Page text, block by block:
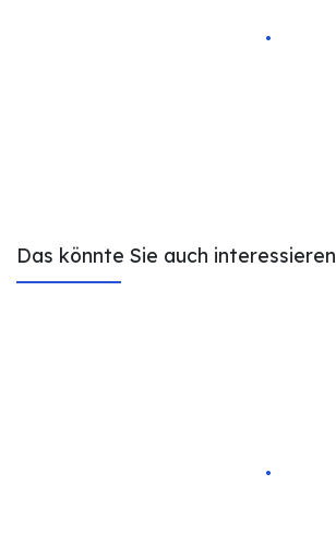
Das könnte Sie auch interessieren